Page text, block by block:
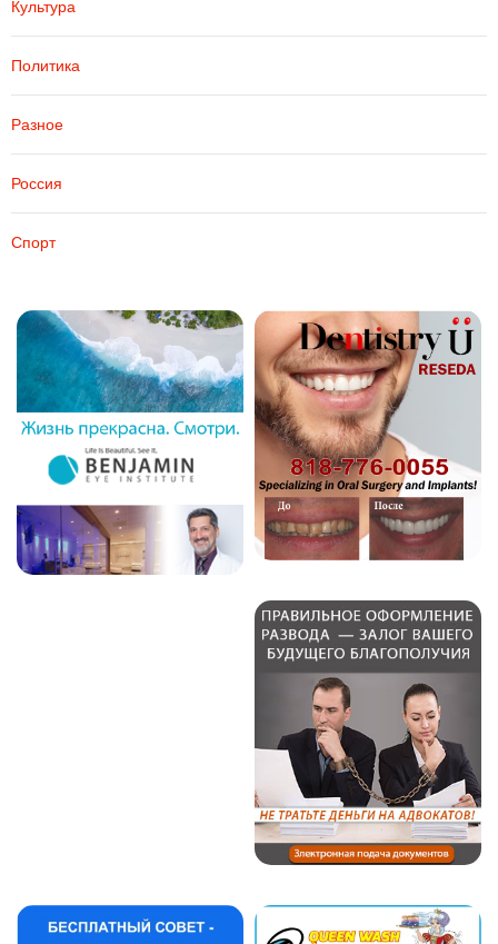
Культура
Политика
Разное
Россия
Спорт